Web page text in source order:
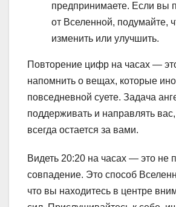
предпринимаете. Если вы
от Вселенной, подумайте,
изменить или улучшить.
Повторение цифр на часах —
напомнить о вещах, которые
повседневной суете. Задача
поддерживать и направлять
всегда остается за вами.
Видеть 20:20 на часах — это не
совпадение. Это способ
что вы находитесь в центре